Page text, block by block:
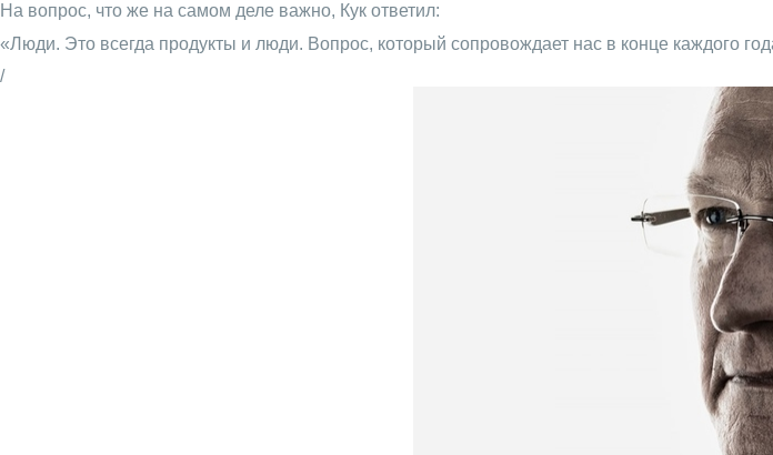
На вопрос, что же на самом деле важно, Кук ответил:
«Люди. Это всегда продукты и люди. Вопрос, который сопровождает нас в конце каждого
/